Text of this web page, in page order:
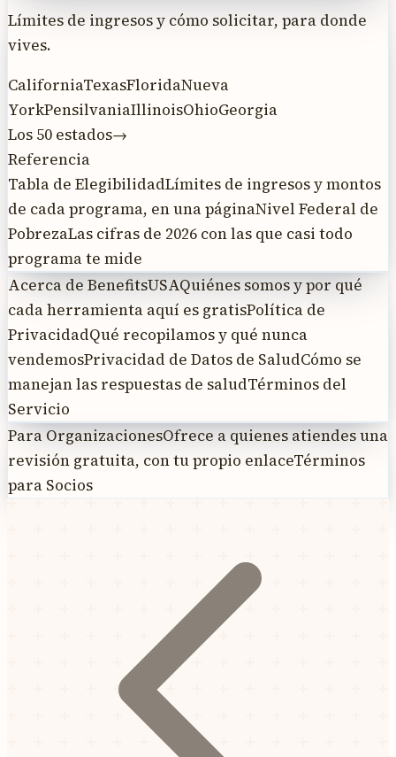
Límites de ingresos y cómo solicitar, para donde
vives.
CaliforniaTexasFloridaNueva
YorkPensilvaniaIllinoisOhioGeorgia
Los 50 estados→
Referencia
Tabla de ElegibilidadLímites de ingresos y montos
de cada programa, en una páginaNivel Federal de
PobrezaLas cifras de 2026 con las que casi todo
programa te mide
Acerca de BenefitsUSAQuiénes somos y por qué
cada herramienta aquí es gratisPolítica de
PrivacidadQué recopilamos y qué nunca
vendemosPrivacidad de Datos de SaludCómo se
manejan las respuestas de saludTérminos del
Servicio
Para OrganizacionesOfrece a quienes atiendes una
revisión gratuita, con tu propio enlaceTérminos
para Socios